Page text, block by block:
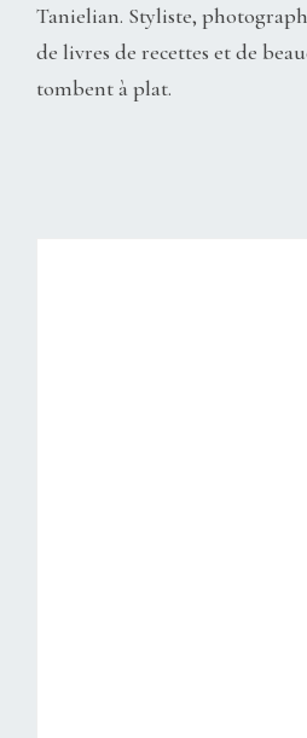
Tanielian. Styliste,
de livres de recettes et de
tombent à plat.